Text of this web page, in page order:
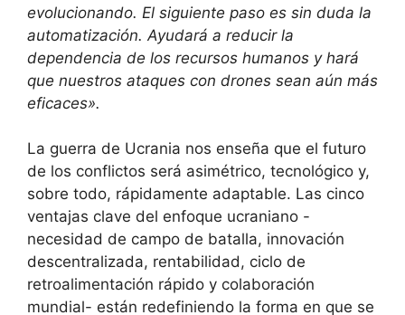
evolucionando. El siguiente paso es sin duda la
automatización. Ayudará a reducir la
dependencia de los recursos humanos y hará
que nuestros ataques con drones sean aún más
eficaces».
La guerra de Ucrania nos enseña que el futuro
de los conflictos será asimétrico, tecnológico y,
sobre todo, rápidamente adaptable. Las cinco
ventajas clave del enfoque ucraniano -
necesidad de campo de batalla, innovación
descentralizada, rentabilidad, ciclo de
retroalimentación rápido y colaboración
mundial- están redefiniendo la forma en que se